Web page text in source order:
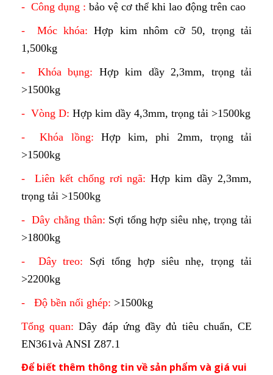
- Công dụng : bảo vệ cơ thể khi lao động trên cao
- Móc khóa:Hợp kim nhôm cỡ 50, trọng tải
1,500kg
- Khóa bụng: Hợp kim dầy 2,3mm, trọng tải
>1500kg
- Vòng D: Hợp kim dầy 4,3mm, trọng tải >1500kg
- Khóa lồng: Hợp kim, phi 2mm, trọng tải
>1500kg
- Liên kết chống rơi ngã:Hợp kim dầy 2,3mm,
trọng tải >1500kg
- Dây chằng thân: Sợi tổng hợp siêu nhẹ, trọng tải
>1800kg
- Dây treo: Sợi tổng hợp siêu nhẹ, trọng tải
>2200kg
- Độ bền nối ghép: >1500kg
Tổng quan:Dây đáp ứng đầy đủ tiêu chuẩn, CE
EN361và ANSI Z87.1
Để biết thêm thông tin về sản phẩm và giá vui